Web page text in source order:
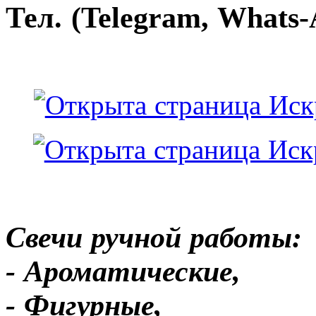
Тел. (Telegram,
Свечи ручной работы:
- Ароматические,
- Фигурные,